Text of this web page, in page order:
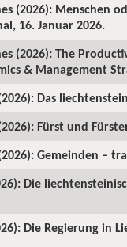
(2026): Menschen
16. Januar 2026.
(2026): The
& Management
Das
Fürst und
Gemeinden –
Die
Die Regierung in